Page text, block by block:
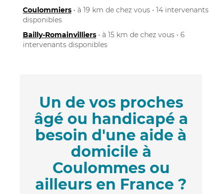
Coulommiers • à 19 km de chez vous • 14 intervenants
disponibles
Bailly-Romainvilliers • à 15 km de chez vous • 6
intervenants disponibles
Un de vos proches
âgé ou handicapé a
besoin d'une aide à
domicile à
Coulommes ou
ailleurs en France ?